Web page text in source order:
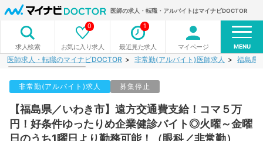
医師の求人・転職・アルバイトはマイナビDOCTOR
求人検索 お気に入り求人
0
最近見た求人
1
マイページ MENU
医師求人・転職のマイナビDOCTOR 非常勤(アルバイト)医師求人 福島県
非常勤(アルバイト)求人 募集停止
【福島県／いわき市】遠方交通費支給！コマ５万
円！好条件ゆったりめ企業健診バイト◎火曜～金曜
日のうち1曜日より勤務可能！（眼科／非常勤）